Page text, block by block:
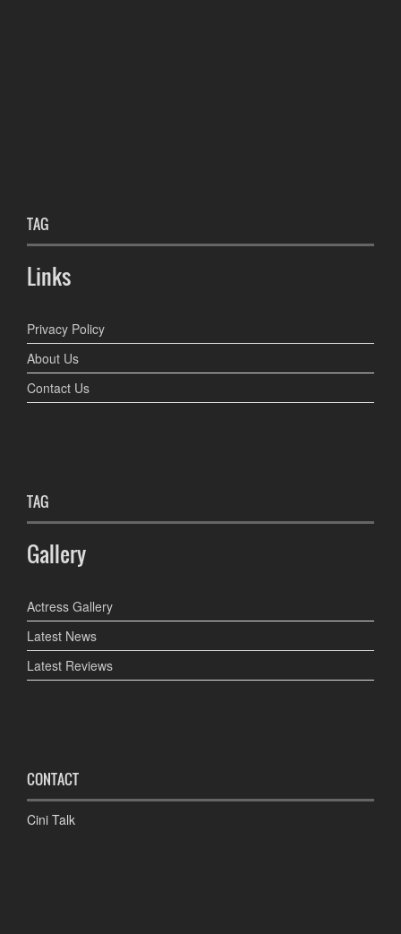
TAG
Links
Privacy Policy
About Us
Contact Us
TAG
Gallery
Actress Gallery
Latest News
Latest Reviews
CONTACT
Cini Talk